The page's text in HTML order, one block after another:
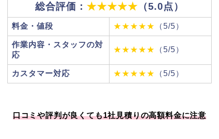
総合評価： ★★★★★ （5.0点）
料金・値段 ★★★★★ （5/5）
作業内容・スタッフの対
応
★★★★★ （5/5）
カスタマー対応 ★★★★★ （5/5）
口コミや評判が良くても1社見積りの高額料金に注意